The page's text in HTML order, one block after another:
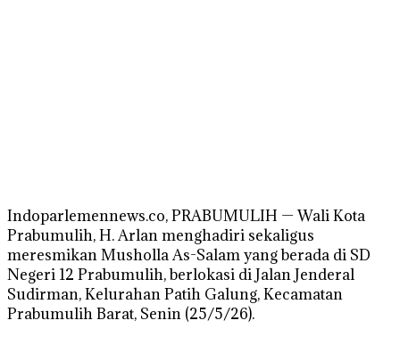
Indoparlemennews.co, PRABUMULIH — Wali Kota
Prabumulih, H. Arlan menghadiri sekaligus
meresmikan Musholla As-Salam yang berada di SD
Negeri 12 Prabumulih, berlokasi di Jalan Jenderal
Sudirman, Kelurahan Patih Galung, Kecamatan
Prabumulih Barat, Senin (25/5/26).